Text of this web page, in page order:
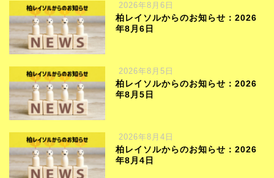
2026年8月6日
柏レイソルからのお知らせ：2026
年8月6日
2026年8月5日
柏レイソルからのお知らせ：2026
年8月5日
2026年8月4日
柏レイソルからのお知らせ：2026
年8月4日